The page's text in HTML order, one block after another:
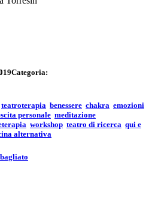
Categoria:
teatroterapia benessere chakra emozioni
personale meditazione
workshop teatro di ricerca qui e
alternativa